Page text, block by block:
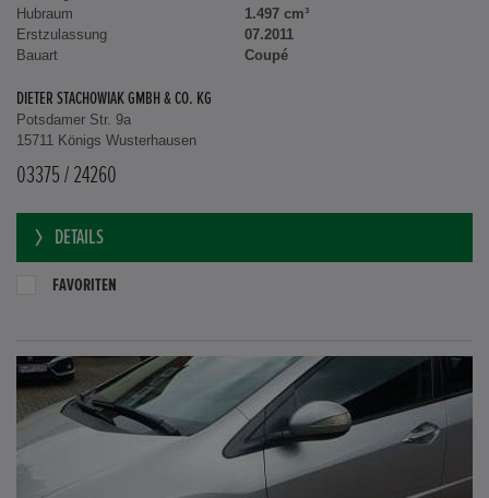
Hubraum
1.497 cm³
Erstzulassung
07.2011
Bauart
Coupé
DIETER STACHOWIAK GMBH & CO. KG
Potsdamer Str. 9a
15711 Königs Wusterhausen
03375 / 24260
DETAILS
FAVORITEN